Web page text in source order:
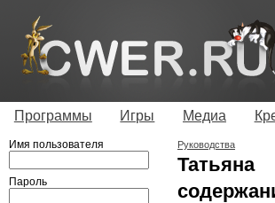
Программы Игры Медиа
Руководства
Имя пользователя
Пароль